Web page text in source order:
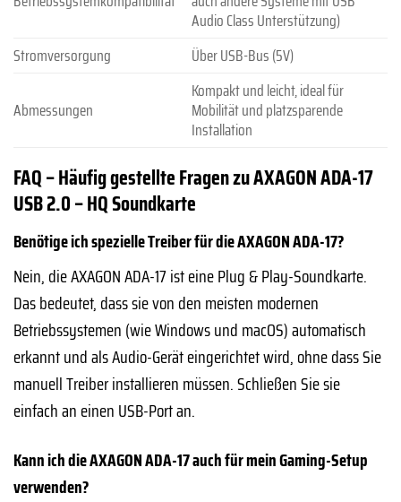
Audio Class Unterstützung)
Stromversorgung
Über USB-Bus (5V)
Abmessungen
Kompakt und leicht, ideal für
Mobilität und platzsparende
Installation
FAQ – Häufig gestellte Fragen zu AXAGON ADA-17
USB 2.0 – HQ Soundkarte
Benötige ich spezielle Treiber für die AXAGON ADA-17?
Nein, die AXAGON ADA-17 ist eine Plug & Play-Soundkarte.
Das bedeutet, dass sie von den meisten modernen
Betriebssystemen (wie Windows und macOS) automatisch
erkannt und als Audio-Gerät eingerichtet wird, ohne dass Sie
manuell Treiber installieren müssen. Schließen Sie sie
einfach an einen USB-Port an.
Kann ich die AXAGON ADA-17 auch für mein Gaming-Setup
verwenden?